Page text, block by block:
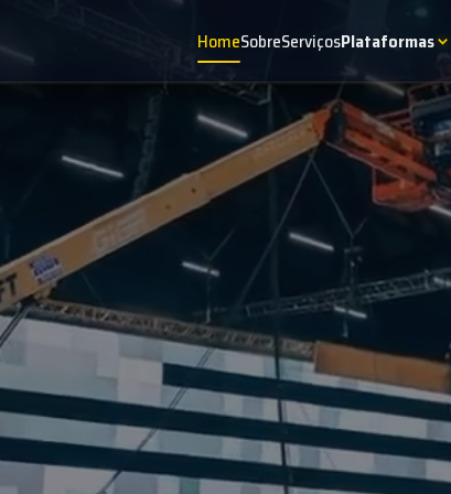
HomeSobreServiçosPlataformas